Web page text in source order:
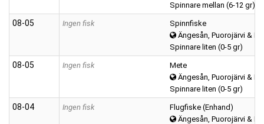
Spinnare mellan (6-12 gr)
08‑05 Ingen fisk
Spinnfiske
Ängesån, Puorojärvi &
Spinnare liten (0-5 gr)
08‑05 Ingen fisk
Mete
Ängesån, Puorojärvi &
Spinnare liten (0-5 gr)
08‑04 Ingen fisk
Flugfiske (Enhand)
Ängesån, Puorojärvi &